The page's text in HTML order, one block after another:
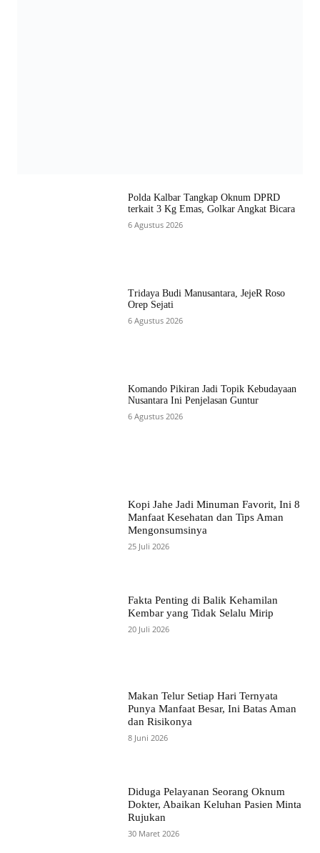
Polda Kalbar Tangkap Oknum DPRD
terkait 3 Kg Emas, Golkar Angkat Bicara
6 Agustus 2026
Tridaya Budi Manusantara, JejeR Roso
Orep Sejati
6 Agustus 2026
Komando Pikiran Jadi Topik Kebudayaan
Nusantara Ini Penjelasan Guntur
6 Agustus 2026
Kopi Jahe Jadi Minuman Favorit, Ini 8
Manfaat Kesehatan dan Tips Aman
Mengonsumsinya
25 Juli 2026
Fakta Penting di Balik Kehamilan
Kembar yang Tidak Selalu Mirip
20 Juli 2026
Makan Telur Setiap Hari Ternyata
Punya Manfaat Besar, Ini Batas Aman
dan Risikonya
8 Juni 2026
Diduga Pelayanan Seorang Oknum
Dokter, Abaikan Keluhan Pasien Minta
Rujukan
30 Maret 2026